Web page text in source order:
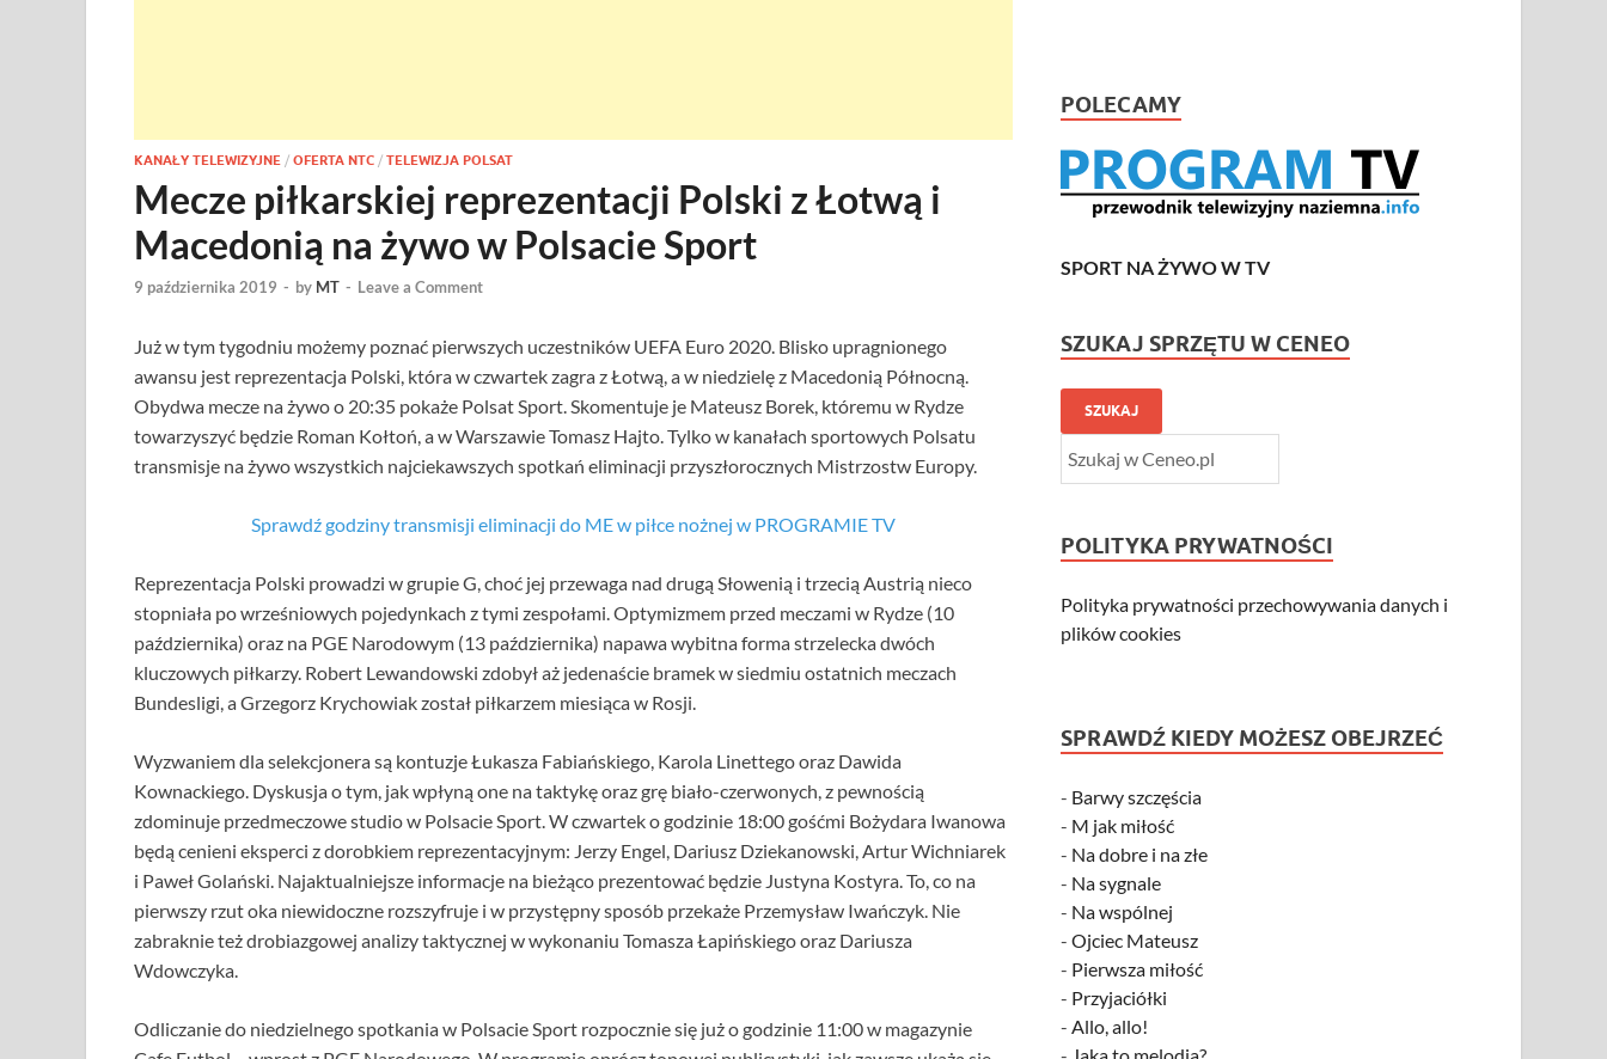
KANAŁY TELEWIZYJNE / OFERTA NTC / TELEWIZJA POLSAT
Mecze piłkarskiej reprezentacji Polski z Łotwą i
Macedonią na żywo w Polsacie Sport
9 października 2019 - by MT - Leave a Comment
Już w tym tygodniu możemy poznać pierwszych uczestników UEFA Euro 2020. Blisko upragnionego
awansu jest reprezentacja Polski, która w czwartek zagra z Łotwą, a w niedzielę z Macedonią Północną.
Obydwa mecze na żywo o 20:35 pokaże Polsat Sport. Skomentuje je Mateusz Borek, któremu w Rydze
towarzyszyć będzie Roman Kołtoń, a w Warszawie Tomasz Hajto. Tylko w kanałach sportowych Polsatu
transmisje na żywo wszystkich najciekawszych spotkań eliminacji przyszłorocznych Mistrzostw Europy.
Sprawdź godziny transmisji eliminacji do ME w piłce nożnej w PROGRAMIE TV
Reprezentacja Polski prowadzi w grupie G, choć jej przewaga nad drugą Słowenią i trzecią Austrią nieco
stopniała po wrześniowych pojedynkach z tymi zespołami. Optymizmem przed meczami w Rydze (10
października) oraz na PGE Narodowym (13 października) napawa wybitna forma strzelecka dwóch
kluczowych piłkarzy. Robert Lewandowski zdobył aż jedenaście bramek w siedmiu ostatnich meczach
Bundesligi, a Grzegorz Krychowiak został piłkarzem miesiąca w Rosji.
Wyzwaniem dla selekcjonera są kontuzje Łukasza Fabiańskiego, Karola Linettego oraz Dawida
Kownackiego. Dyskusja o tym, jak wpłyną one na taktykę oraz grę biało-czerwonych, z pewnością
zdominuje przedmeczowe studio w Polsacie Sport. W czwartek o godzinie 18:00 gośćmi Bożydara Iwanowa
będą cenieni eksperci z dorobkiem reprezentacyjnym: Jerzy Engel, Dariusz Dziekanowski, Artur Wichniarek
i Paweł Golański. Najaktualniejsze informacje na bieżąco prezentować będzie Justyna Kostyra. To, co na
pierwszy rzut oka niewidoczne rozszyfruje i w przystępny sposób przekaże Przemysław Iwańczyk. Nie
zabraknie też drobiazgowej analizy taktycznej w wykonaniu Tomasza Łapińskiego oraz Dariusza
Wdowczyka.
Odliczanie do niedzielnego spotkania w Polsacie Sport rozpocznie się już o godzinie 11:00 w magazynie
POLECAMY
SPORT NA ŻYWO W TV
SZUKAJ SPRZĘTU W CENEO
SZUKAJ
POLITYKA PRYWATNOŚCI
Polityka prywatności przechowywania danych i
plików cookies
SPRAWDŹ KIEDY MOŻESZ OBEJRZEĆ
- Barwy szczęścia
- M jak miłość
- Na dobre i na złe
- Na sygnale
- Na wspólnej
-Ojciec Mateusz
- Pierwsza miłość
- Przyjaciółki
-Allo, allo!